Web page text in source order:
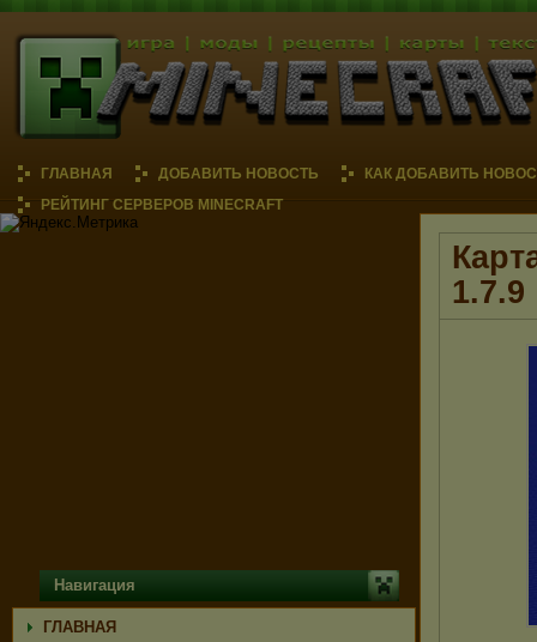
ГЛАВНАЯ ДОБАВИТЬ НОВОСТЬ
КАК ДОБАВИТЬ
РЕЙТИНГ СЕРВЕРОВ MINECRAFT
Навигация
ГЛАВНАЯ
1.7.9